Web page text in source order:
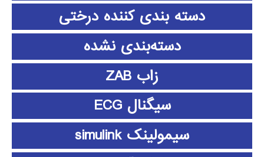
دسته بندی کننده درختی
دسته‌بندی نشده
زاب ZAB
سیگنال ECG
سیمولینک simulink